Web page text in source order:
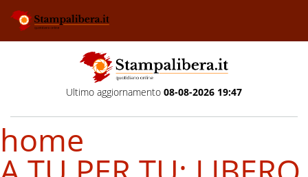
Ultimo aggiornamento 08-08-2026 19:47
home